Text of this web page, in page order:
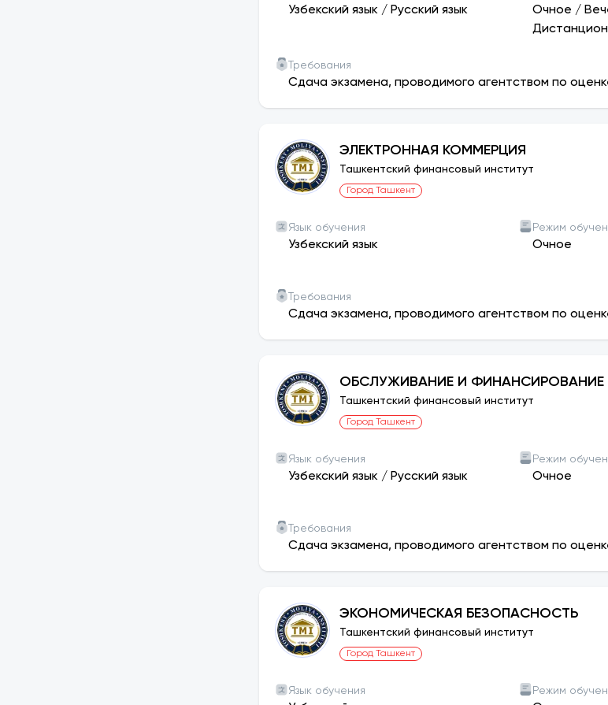
Узбекский язык / Русский язык Очное /
Требования
Сдача экзамена, проводимого агентством по
ЭЛЕКТРОННАЯ КОММЕРЦИЯ
Ташкентский финансовый институт
Город Ташкент
Язык обучения
Узбекский язык
Режим
Очное
Требования
Сдача экзамена, проводимого агентством по
ОБСЛУЖИВАНИЕ И
Ташкентский финансовый институт
Город Ташкент
Язык обучения
Узбекский язык / Русский язык
Режим
Очное
Требования
Сдача экзамена, проводимого агентством по
ЭКОНОМИЧЕСКАЯ БЕЗОПАСНОСТЬ
Ташкентский финансовый институт
Город Ташкент
Язык обучения Режим